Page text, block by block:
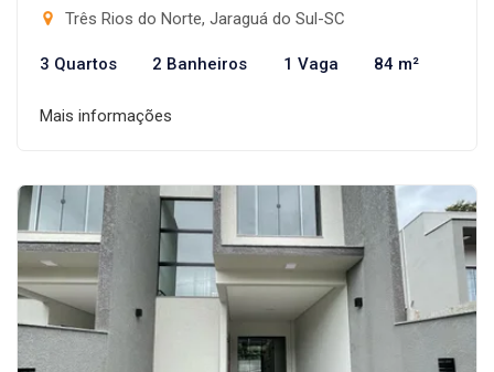
Três Rios do Norte, Jaraguá do Sul-SC
3 Quartos 2 Banheiros 1 Vaga 84 m²
Mais informações